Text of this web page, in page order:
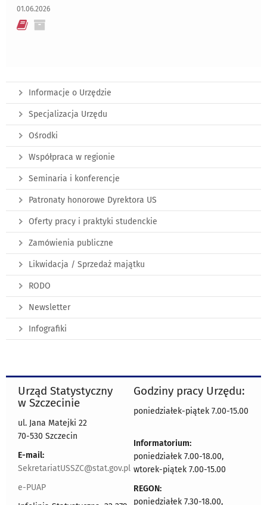
01.06.2026
Informacje o Urzędzie
Specjalizacja Urzędu
Ośrodki
Współpraca w regionie
Seminaria i konferencje
Patronaty honorowe Dyrektora US
Oferty pracy i praktyki studenckie
Zamówienia publiczne
Likwidacja / Sprzedaż majątku
RODO
Newsletter
Infografiki
Urząd Statystyczny
w Szczecinie
ul. Jana Matejki 22
70-530 Szczecin
E-mail:
SekretariatUSSZC@stat.gov.pl
e-PUAP
Godziny pracy Urzędu:
poniedziałek-piątek 7.00-15.00
Informatorium:
poniedziałek 7.00-18.00,
wtorek-piątek 7.00-15.00
REGON:
poniedziałek 7.30-18.00,